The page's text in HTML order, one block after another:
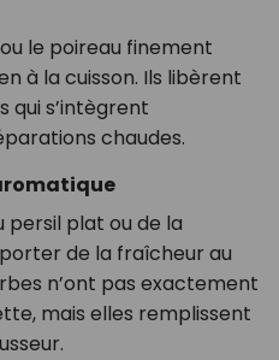
le poireau finement
à la cuisson. Ils libèrent
qui s’intègrent
chaudes.
persil plat ou de la
de la fraîcheur au
n’ont pas exactement
mais elles remplissent